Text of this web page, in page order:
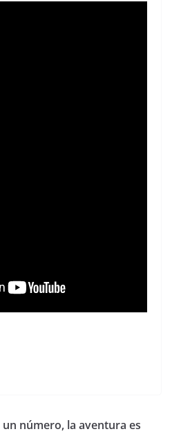
un número, la aventura es